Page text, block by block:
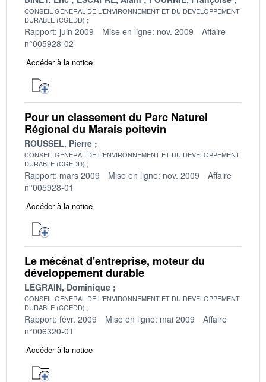
CONSEIL GENERAL DE L'ENVIRONNEMENT ET DU DEVELOPPEMENT
DURABLE (CGEDD)
Rapport: juin 2009 Mise en ligne: nov. 2009
Affaire
n°005928-02
Accéder à la notice
Pour un classement du Parc Naturel
Régional du Marais poitevin
ROUSSEL, Pierre
CONSEIL GENERAL DE L'ENVIRONNEMENT ET DU DEVELOPPEMENT
DURABLE (CGEDD)
Rapport: mars 2009 Mise en ligne: nov. 2009
Affaire
n°005928-01
Accéder à la notice
Le mécénat d'entreprise, moteur du
développement durable
LEGRAIN, Dominique
CONSEIL GENERAL DE L'ENVIRONNEMENT ET DU DEVELOPPEMENT
DURABLE (CGEDD)
Rapport: févr. 2009 Mise en ligne: mai 2009
Affaire
n°006320-01
Accéder à la notice